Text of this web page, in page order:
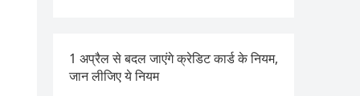
1 अप्रैल से बदल जाएंगे क्रेडिट कार्ड के नियम,
जान लीजिए ये नियम